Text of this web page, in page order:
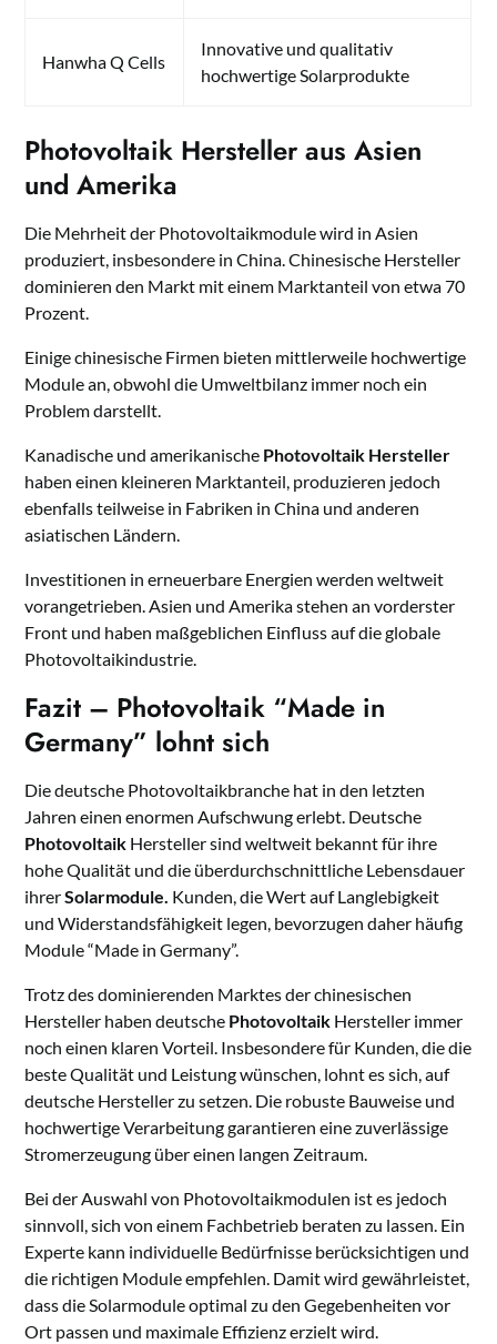
Hanwha Q Cells
Innovative und qualitativ
hochwertige Solarprodukte
Photovoltaik Hersteller aus Asien
und Amerika
Die Mehrheit der Photovoltaikmodule wird in Asien
produziert, insbesondere in China. Chinesische Hersteller
dominieren den Markt mit einem Marktanteil von etwa 70
Prozent.
Einige chinesische Firmen bieten mittlerweile hochwertige
Module an, obwohl die Umweltbilanz immer noch ein
Problem darstellt.
Kanadische und amerikanische Photovoltaik Hersteller
haben einen kleineren Marktanteil, produzieren jedoch
ebenfalls teilweise in Fabriken in China und anderen
asiatischen Ländern.
Investitionen in erneuerbare Energien werden weltweit
vorangetrieben. Asien und Amerika stehen an vorderster
Front und haben maßgeblichen Einfluss auf die globale
Photovoltaikindustrie.
Fazit – Photovoltaik “Made in
Germany” lohnt sich
Die deutsche Photovoltaikbranche hat in den letzten
Jahren einen enormen Aufschwung erlebt. Deutsche
Photovoltaik Hersteller sind weltweit bekannt für ihre
hohe Qualität und die überdurchschnittliche Lebensdauer
ihrerSolarmodule. Kunden, die Wert auf Langlebigkeit
und Widerstandsfähigkeit legen, bevorzugen daher häufig
Module “Made in Germany”.
Trotz des dominierenden Marktes der chinesischen
Hersteller haben deutsche Photovoltaik Hersteller immer
noch einen klaren Vorteil. Insbesondere für Kunden, die die
beste Qualität und Leistung wünschen, lohnt es sich, auf
deutsche Hersteller zu setzen. Die robuste Bauweise und
hochwertige Verarbeitung garantieren eine zuverlässige
Stromerzeugung über einen langen Zeitraum.
Bei der Auswahl von Photovoltaikmodulen ist es jedoch
sinnvoll, sich von einem Fachbetrieb beraten zu lassen. Ein
Experte kann individuelle Bedürfnisse berücksichtigen und
die richtigen Module empfehlen. Damit wird gewährleistet,
dass die Solarmodule optimal zu den Gegebenheiten vor
Ort passen und maximale Effizienz erzielt wird.